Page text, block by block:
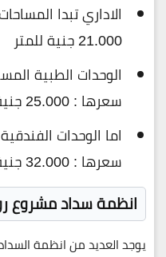
21.000 جنية للمتر
سعرها : 25.000 جنية للمتر
سعرها : 32.000 جنية
انظمة سداد مشروع
يوجد العديد من انظمة